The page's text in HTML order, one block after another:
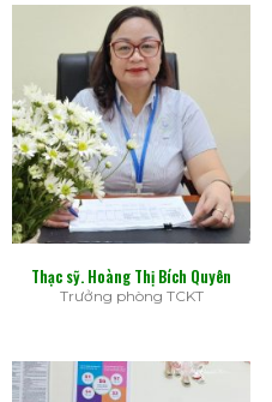
Thạc sỹ. Hoàng Thị Bích Quyên
Trưởng phòng TCKT